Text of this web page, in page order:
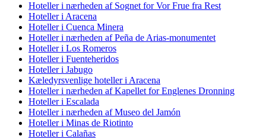
Hoteller i nærheden af Sognet for Vor Frue fra Rest
Hoteller i Aracena
Hoteller i Cuenca Minera
Hoteller i nærheden af Peña de Arias-monumentet
Hoteller i Los Romeros
Hoteller i Fuenteheridos
Hoteller i Jabugo
Kæledyrsvenlige hoteller i Aracena
Hoteller i nærheden af Kapellet for Englenes Dronning
Hoteller i Escalada
Hoteller i nærheden af Museo del Jamón
Hoteller i Minas de Riotinto
Hoteller i Calañas